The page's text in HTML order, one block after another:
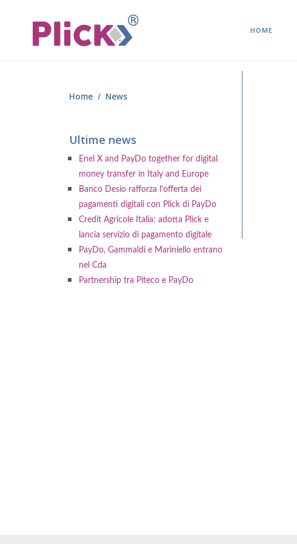
HOME
Home News
Ultime news
Enel X and PayDo together for digital
money transfer in Italy and Europe
Banco Desio rafforza l’offerta dei
pagamenti digitali con Plick di PayDo
Credit Agricole Italia: adotta Plick e
lancia servizio di pagamento digitale
PayDo, Gammaldi e Mariniello entrano
nel Cda
Partnership tra Piteco e PayDo